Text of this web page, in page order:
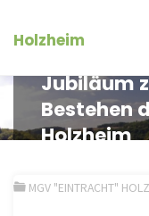
InhaltHolzheim
Jubiläum
Bestehen
Holzheim
MGV "EINTRACHT"